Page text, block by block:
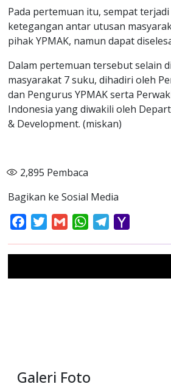
Pada pertemuan itu, sempat
ketegangan antar utusan
pihak YPMAK, namun dapat
Dalam pertemuan tersebut selain
masyarakat 7 suku, dihadiri oleh
dan Pengurus YPMAK serta
Indonesia yang diwakili oleh
& Development. (miskan)
2,895 Pembaca
Bagikan ke Sosial Media
FacebookTwitterGmail WhatsAppTelegram
Galeri Foto